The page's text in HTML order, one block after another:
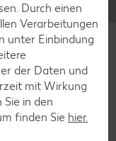
Durch einen
Verarbeitungen
unter Einbindung
der Daten und
mit Wirkung
in den
finden Sie hier.